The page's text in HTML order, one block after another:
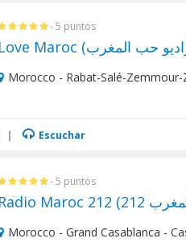
- 5 puntos
Morocco - Rabat-Salé-Zemmour-
| Escuchar
- 5 puntos
Morocco - Grand Casablanca -